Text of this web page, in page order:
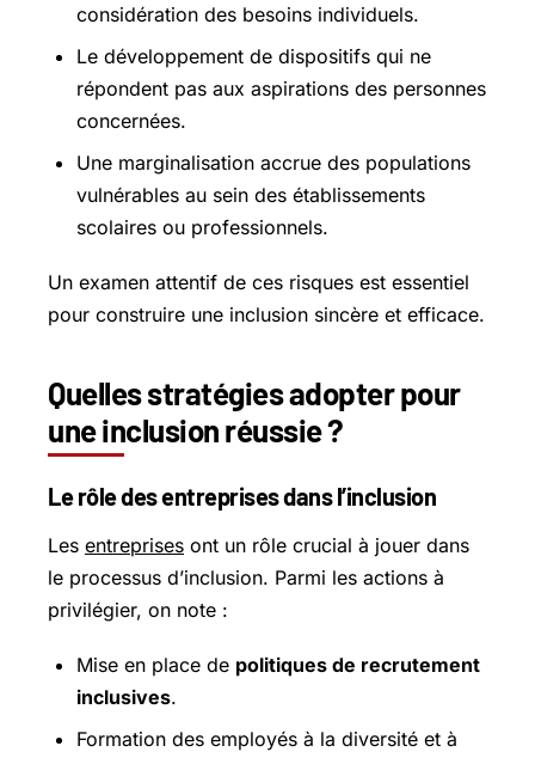
considération des besoins individuels.
Le développement de dispositifs qui ne
répondent pas aux aspirations des personnes
concernées.
Une marginalisation accrue des populations
vulnérables au sein des établissements
scolaires ou professionnels.
Un examen attentif de ces risques est essentiel
pour construire une inclusion sincère et efficace.
Quelles stratégies adopter pour
une inclusion réussie ?
Le rôle des entreprises dans l’inclusion
Les entreprises ont un rôle crucial à jouer dans
le processus d’inclusion. Parmi les actions à
privilégier, on note :
Mise en place de politiques de recrutement
inclusives.
Formation des employés à la diversité et à